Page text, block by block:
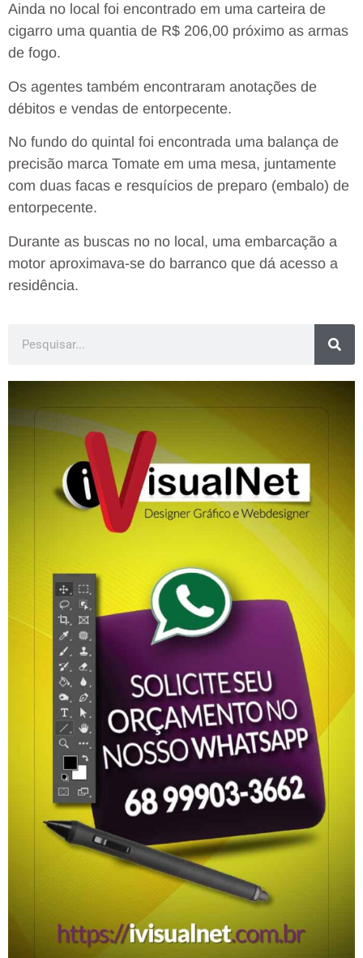
Ainda no local foi encontrado em uma carteira de
cigarro uma quantia de R$ 206,00 próximo as armas
de fogo.
Os agentes também encontraram anotações de
débitos e vendas de entorpecente.
No fundo do quintal foi encontrada uma balança de
precisão marca Tomate em uma mesa, juntamente
com duas facas e resquícios de preparo (embalo) de
entorpecente.
Durante as buscas no no local, uma embarcação a
motor aproximava-se do barranco que dá acesso a
residência.